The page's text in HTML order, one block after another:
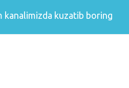
kanalimizda kuzatib boring